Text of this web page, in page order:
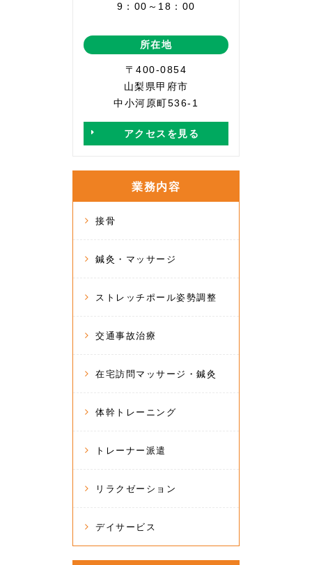
9：00～18：00
所在地
〒400-0854
山梨県甲府市
中小河原町536-1
アクセスを見る
業務内容
接骨
鍼灸・マッサージ
ストレッチポール姿勢調整
交通事故治療
在宅訪問マッサージ・鍼灸
体幹トレーニング
トレーナー派遣
リラクゼーション
デイサービス